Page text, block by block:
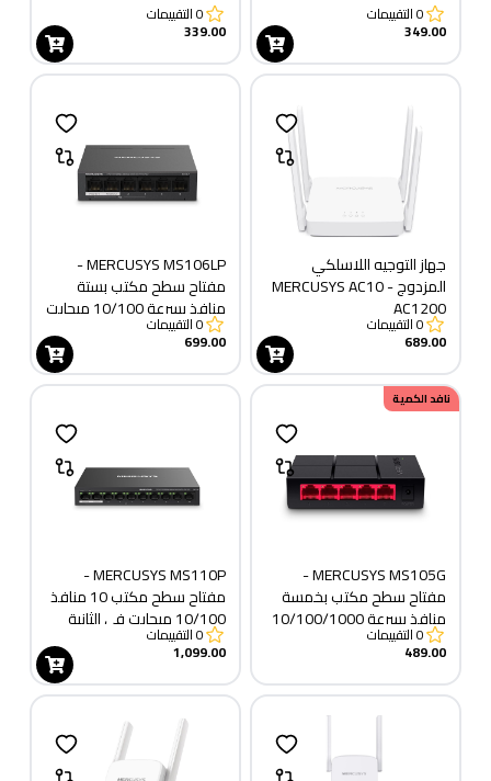
0التقييمات
349.00
0التقييمات
339.00
جهاز التوجيه اللاسلكي
المزدوج MERCUSYS AC10 -
AC1200
0التقييمات
689.00
MERCUSYS MS106LP -
مفتاح سطح مكتب بستة
منافذ بسرعة 10/100 ميجابت
في الثانية مع 4 منافذ PoE+
0التقييمات
699.00
نافد الكمية
MERCUSYS MS105G -
مفتاح سطح مكتب بخمسة
منافذ بسرعة 10/100/1000
ميجابت في الثانية
0التقييمات
489.00
MERCUSYS MS110P -
مفتاح سطح مكتب 10 منافذ
10/100 ميجابت في الثانية
مع 8 منافذ PoE+0التقييمات
1,099.00